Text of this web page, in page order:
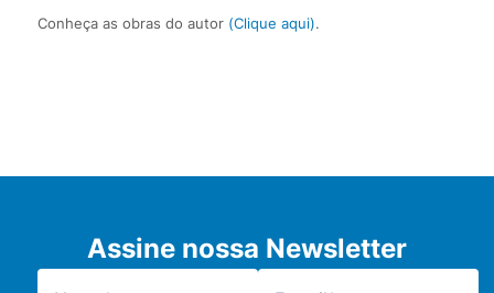
Conheça as obras do autor (Clique aqui).
Assine nossa Newsletter